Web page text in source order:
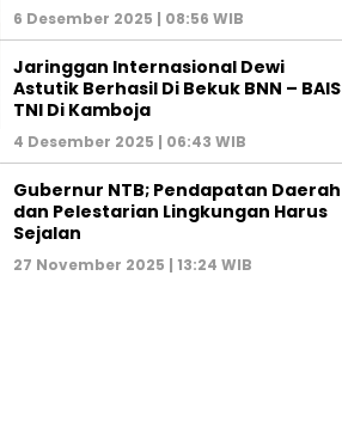
6 Desember 2025 | 08:56 WIB
Jaringgan Internasional Dewi
Astutik Berhasil Di Bekuk BNN – BAIS
TNI Di Kamboja
4 Desember 2025 | 06:43 WIB
Gubernur NTB; Pendapatan Daerah
dan Pelestarian Lingkungan Harus
Sejalan
27 November 2025 | 13:24 WIB